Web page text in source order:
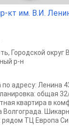
кт им. В.И.
, Городской округ
р-н
по адресу: Ленина
общая
квартира в
Волгограда.
ТЦ Европа